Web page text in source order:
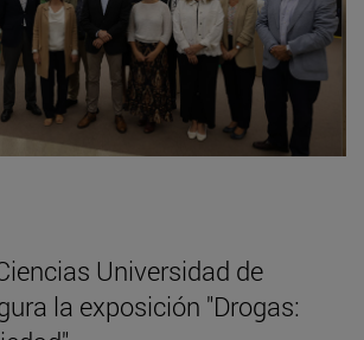
Universidad de
la exposición "Drogas: